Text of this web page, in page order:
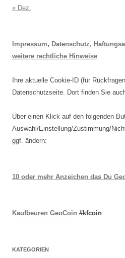
« Dez.
Impressum, Datenschutz,
weitere rechtliche Hinweise
Ihre aktuelle Cookie-ID (für
Datenschutzseite. Dort finden Sie
Über einen Klick auf den folgenden
Auswahl/Einstellung/Zustimmung/
ggf. ändern:
10 oder mehr Anzeichen das Du
Kaufbeuren GeoCoin #kfcoin
KATEGORIEN